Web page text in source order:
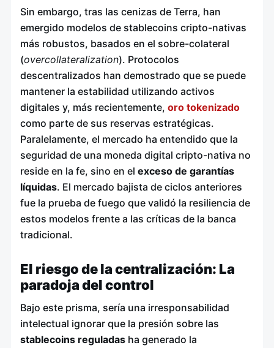
Sin embargo, tras las cenizas de Terra, han
emergido modelos de stablecoins cripto-nativas
más robustos, basados en el sobre-colateral
(overcollateralization). Protocolos
descentralizados han demostrado que se puede
mantener la estabilidad utilizando activos
digitales y, más recientemente, oro tokenizado
como parte de sus reservas estratégicas.
Paralelamente, el mercado ha entendido que la
seguridad de una moneda digital cripto-nativa no
reside en la fe, sino en el exceso de garantías
líquidas. El mercado bajista de ciclos anteriores
fue la prueba de fuego que validó la resiliencia de
estos modelos frente a las críticas de la banca
tradicional.
El riesgo de la centralización: La
paradoja del control
Bajo este prisma, sería una irresponsabilidad
intelectual ignorar que la presión sobre las
stablecoins reguladas ha generado la